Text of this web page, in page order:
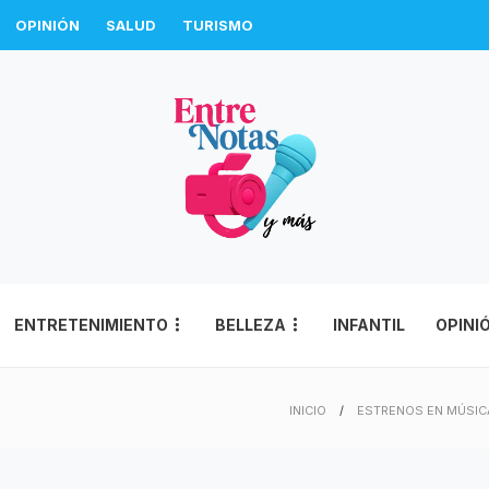
OPINIÓN SALUD TURISMO
ENTRETENIMIENTO BELLEZA INFANTIL
INICIO ESTRENOS EN